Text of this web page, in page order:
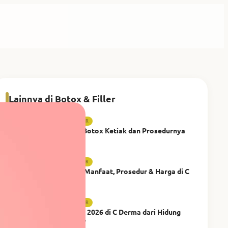
Lainnya di Botox & Filler
BOTOX & FILLER
5 Manfaat Botox Ketiak dan Prosedurnya
BOTOX & FILLER
Filler Bibir: Manfaat, Prosedur & Harga di C
BOTOX & FILLER
Harga Filler 2026 di C Derma dari Hidung
hingga Bibir